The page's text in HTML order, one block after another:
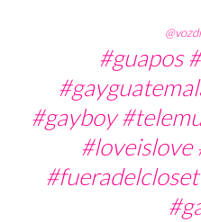
#guapos
#gayboy
#loveislove
#fueradelcloset